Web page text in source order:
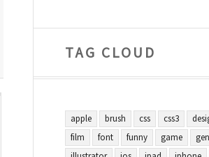
TAG CLOUD
apple brush css css3
film
font funny game